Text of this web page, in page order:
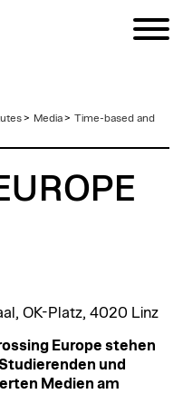
> Media> Time-based and
OK-Platz, 4020 Linz
Europe stehen
und
Medien am